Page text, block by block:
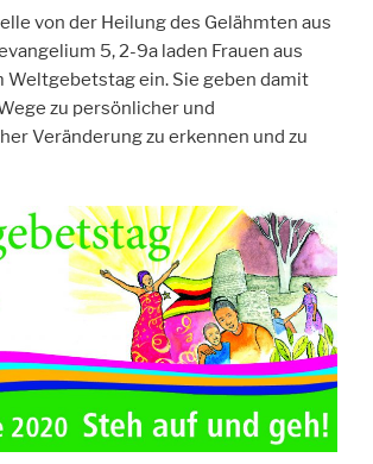
von der Heilung des Gelähmten aus
5, 2-9a laden Frauen aus
Weltgebetstag ein. Sie geben damit
zu persönlicher und
Veränderung zu erkennen und zu